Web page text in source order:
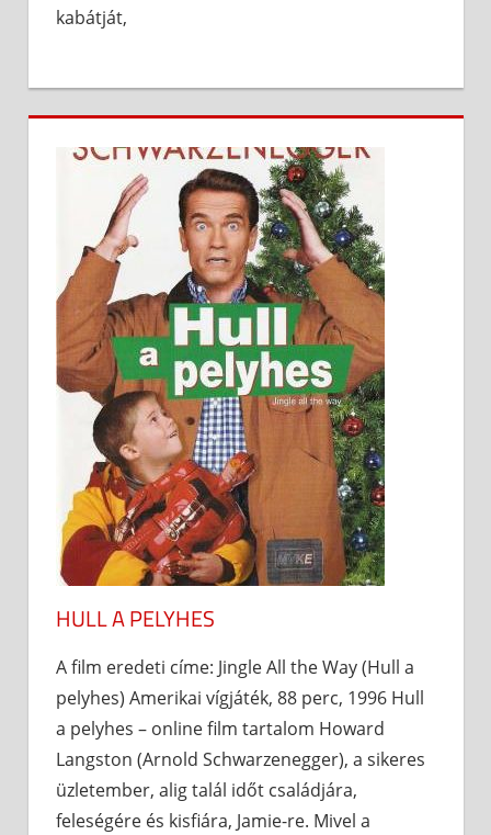
kabátját,
HULL A PELYHES
A film eredeti címe: Jingle All the Way (Hull a
pelyhes) Amerikai vígjáték, 88 perc, 1996 Hull
a pelyhes – online film tartalom Howard
Langston (Arnold Schwarzenegger), a sikeres
üzletember, alig talál időt családjára,
feleségére és kisfiára, Jamie-re. Mivel a